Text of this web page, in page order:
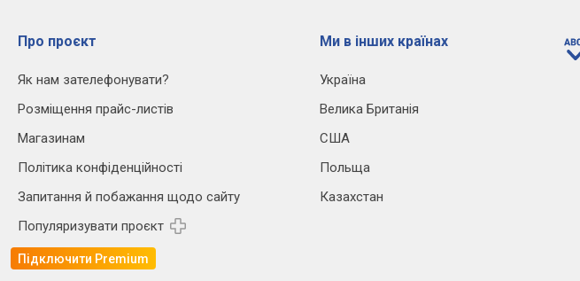
Про проєкт
Як нам зателефонувати?
Розміщення прайс-листів
Магазинам
Політика конфіденційності
Запитання й побажання щодо сайту
Популяризувати проєкт
Підключити Premium
Ми в інших країнах
Україна
Велика Британія
США
Польща
Казахстан